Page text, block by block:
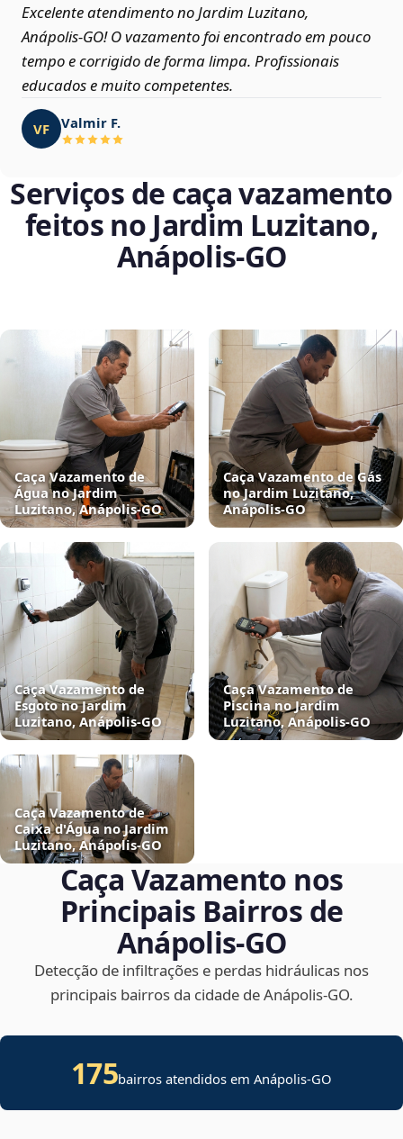
Excelente atendimento no Jardim Luzitano,
Anápolis‑GO! O vazamento foi encontrado em pouco
tempo e corrigido de forma limpa. Profissionais
educados e muito competentes.
VF Valmir F.
Serviços de caça vazamento
feitos no Jardim Luzitano,
Anápolis‑GO
Caça Vazamento de
Água no Jardim
Luzitano, Anápolis‑GO
Caça Vazamento de Gás
no Jardim Luzitano,
Anápolis‑GO
Caça Vazamento de
Esgoto no Jardim
Luzitano, Anápolis‑GO
Caça Vazamento de
Piscina no Jardim
Luzitano, Anápolis‑GO
Caça Vazamento de
Caixa d'Água no Jardim
Luzitano, Anápolis‑GO
Caça Vazamento nos
Principais Bairros de
Anápolis‑GO
Detecção de infiltrações e perdas hidráulicas nos
principais bairros da cidade de Anápolis‑GO.
175bairros atendidos em Anápolis-GO